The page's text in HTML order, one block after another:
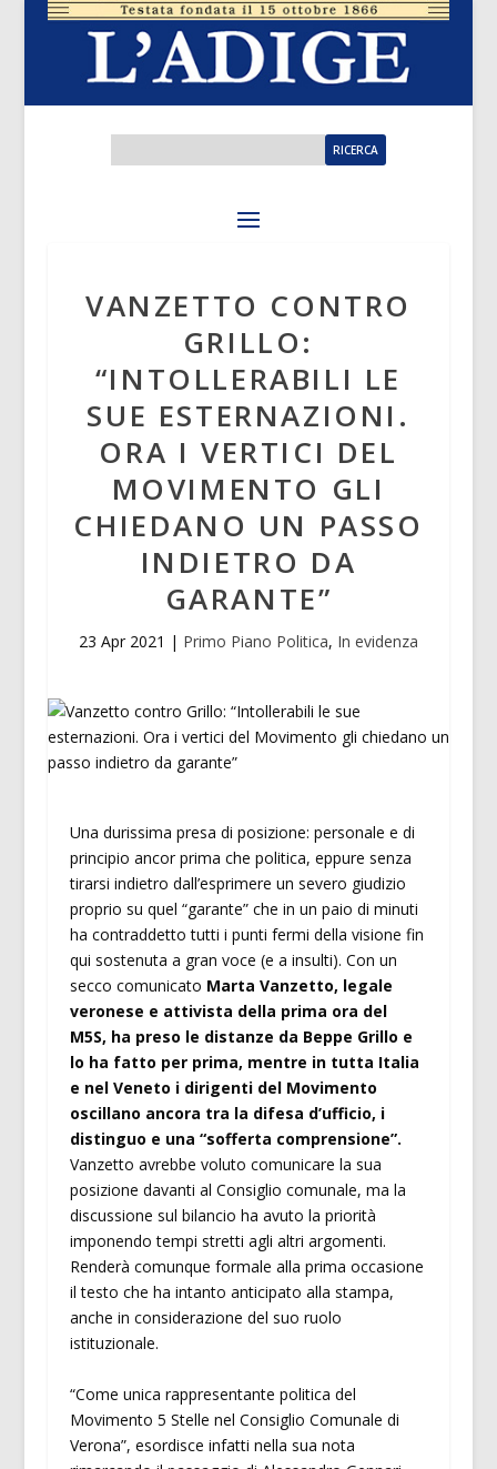
VANZETTO CONTRO
GRILLO:
“INTOLLERABILI LE
SUE ESTERNAZIONI.
ORA I VERTICI DEL
MOVIMENTO GLI
CHIEDANO UN PASSO
INDIETRO DA
GARANTE”
23 Apr 2021 | Primo Piano Politica, In evidenza
Una durissima presa di posizione: personale e di
principio ancor prima che politica, eppure senza
tirarsi indietro dall’esprimere un severo giudizio
proprio su quel “garante” che in un paio di minuti
ha contraddetto tutti i punti fermi della visione fin
qui sostenuta a gran voce (e a insulti). Con un
secco comunicato Marta Vanzetto, legale
veronese e attivista della prima ora del
M5S, ha preso le distanze da Beppe Grillo e
lo ha fatto per prima, mentre in tutta Italia
e nel Veneto i dirigenti del Movimento
oscillano ancora tra la difesa d’ufficio, i
distinguo e una “sofferta comprensione”.
Vanzetto avrebbe voluto comunicare la sua
posizione davanti al Consiglio comunale, ma la
discussione sul bilancio ha avuto la priorità
imponendo tempi stretti agli altri argomenti.
Renderà comunque formale alla prima occasione
il testo che ha intanto anticipato alla stampa,
anche in considerazione del suo ruolo
istituzionale.
“Come unica rappresentante politica del
Movimento 5 Stelle nel Consiglio Comunale di
Verona”, esordisce infatti nella sua nota